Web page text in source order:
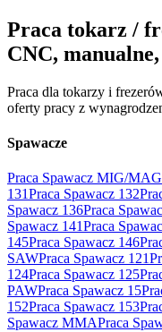
Praca tokarz /
CNC,
Praca dla tokarzy i
oferty pracy z
Spawacze
Praca Spawacz MIG/MAG
131Praca Spawacz 132
Spawacz 136Praca
Spawacz 141Praca
145Praca Spawacz 146
SAWPraca Spawacz 121
124Praca Spawacz 125
PAWPraca Spawacz 15
152Praca Spawacz 153
Spawacz MMAPraca